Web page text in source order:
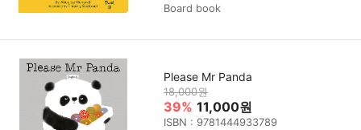
Board book
Please Mr Panda
18,000원
39% 11,000원
ISBN : 9781444933789